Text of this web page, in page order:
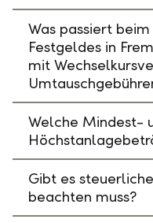
Was passiert
Festgeldes in
mit
Welche Mindest-
Gibt es
beachten muss?